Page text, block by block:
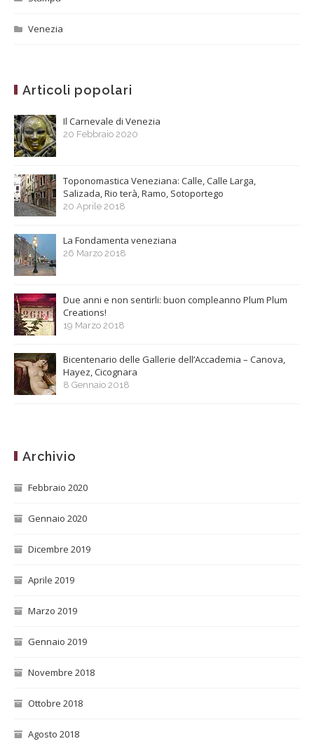
Venezia
Articoli popolari
Il Carnevale di Venezia
20 Febbraio 2020
Toponomastica Veneziana: Calle, Calle Larga,
Salizada, Rio terà, Ramo, Sotoportego
20 Aprile 2018
La Fondamenta veneziana
26 Marzo 2018
Due anni e non sentirli: buon compleanno Plum Plum
Creations!
19 Marzo 2018
Bicentenario delle Gallerie dell’Accademia – Canova,
Hayez, Cicognara
8 Gennaio 2018
Archivio
Febbraio 2020
Gennaio 2020
Dicembre 2019
Aprile 2019
Marzo 2019
Gennaio 2019
Novembre 2018
Ottobre 2018
Agosto 2018